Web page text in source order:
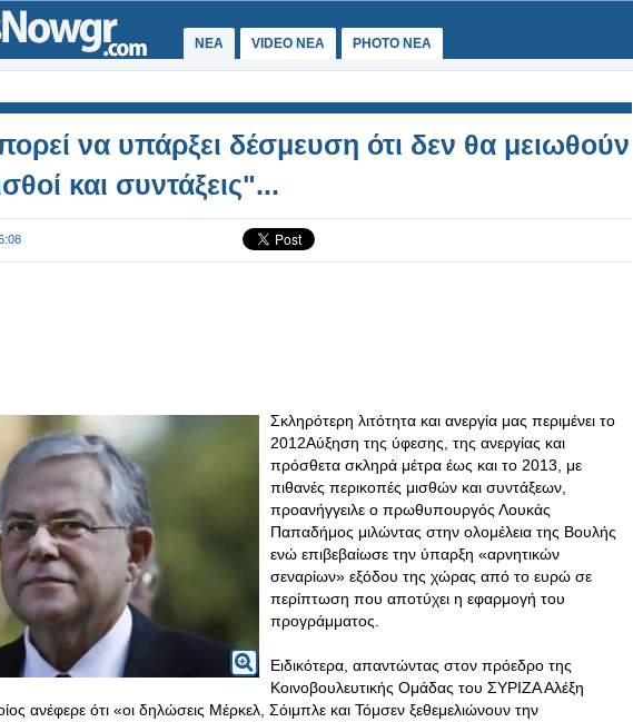
ΝΕΑ VIDEO NEA PHOTO NEA
να υπάρξει δέσμευση ότι δεν θα μειωθούν
και συντάξεις"...
Σκληρότερη λιτότητα και ανεργία μας περιμένει το
2012Αύξηση της ύφεσης, της ανεργίας και
πρόσθετα σκληρά μέτρα έως και το 2013, με
πιθανές περικοπές μισθών και συντάξεων,
προανήγγειλε ο πρωθυπουργός Λουκάς
Παπαδήμος μιλώντας στην ολομέλεια της Βουλής
ενώ επιβεβαίωσε την ύπαρξη «αρνητικών
σεναρίων» εξόδου της χώρας από το ευρώ σε
περίπτωση που αποτύχει η εφαρμογή του
προγράμματος.
Ειδικότερα, απαντώντας στον πρόεδρο της
Κοινοβουλευτικής Ομάδας του ΣΥΡΙΖΑ Αλέξη
ανέφερε ότι «οι δηλώσεις Μέρκελ, Σόιμπλε και Τόμσεν ξεθεμελιώνουν την